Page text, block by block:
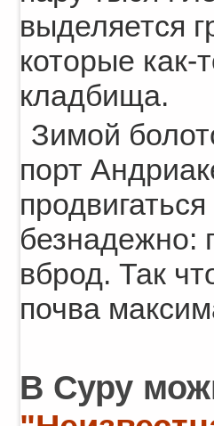
выделяется
которые как-
кладбища.
Зимой
порт
безнадежно:
вброд. Так
почва
В Суру